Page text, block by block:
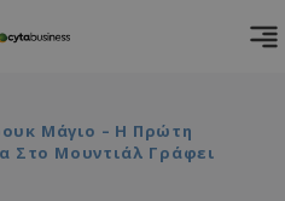
Μάγιο – Η Πρώτη
Στο Μουντιάλ Γράφει